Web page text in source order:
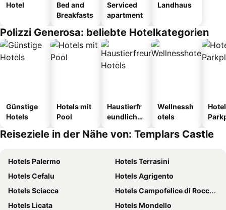
Hotel
Bed and
Breakfasts
Serviced
apartment
Landhaus
Polizzi Generosa: beliebte Hotelkategorien
Günstige
Hotels
Hotels mit
Pool
Haustierfr
eundliche
Wellnessh
otels
Reiseziele in der Nähe von: Templars Castle
Hotels Palermo
Hotels Terrasini
Hotels Cefalu
Hotels Agrigento
Hotels Sciacca
Hotels Campofelice di Roccella
Hotels Licata
Hotels Mondello